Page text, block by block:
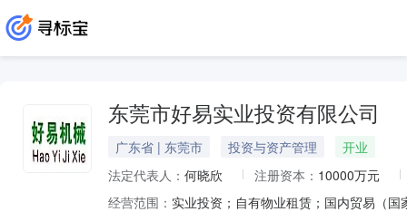
东莞市好易实业投资有限公司
广东省 | 东莞市 投资与资产管理
开业
法定代表人： 何晓欣 注册资本： 10000万元
经营范围：